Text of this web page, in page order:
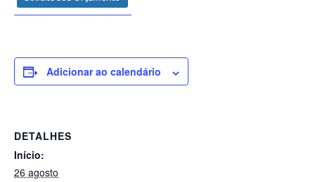
Adicionar ao calendário
DETALHES
Início:
26 agosto